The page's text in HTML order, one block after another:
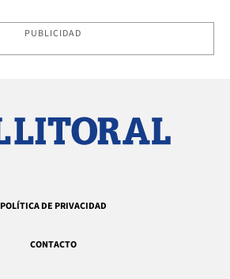
PUBLICIDAD
POLÍTICA DE PRIVACIDAD
CONTACTO